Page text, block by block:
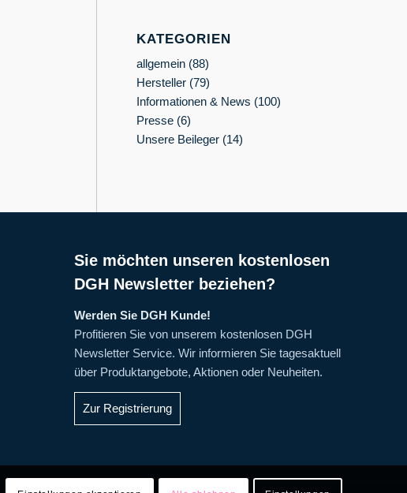
KATEGORIEN
allgemein (88)
Hersteller (79)
Informationen & News (100)
Presse (6)
Unsere Beileger (14)
Sie möchten unseren kostenlosen
DGH Newsletter beziehen?
Werden Sie DGH Kunde!
Profitieren Sie von unserem kostenlosen DGH
Newsletter Service. Wir informieren Sie tagesaktuell
über Produktangebote, Aktionen oder Neuheiten.
Zur Registrierung